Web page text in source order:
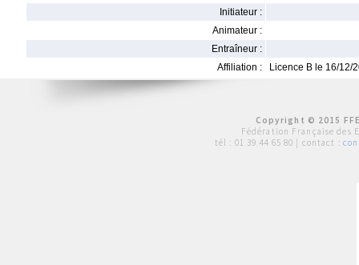
Initiateur :
Animateur :
Entraîneur :
Affiliation :
Licence B le 16/12/
Copyright © 2015
Fédération Française des
tél : 01 39 44 65 80 | contact :